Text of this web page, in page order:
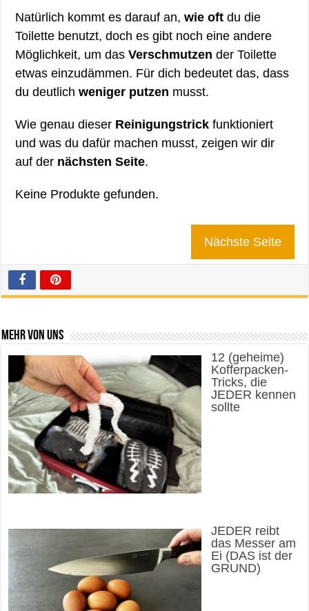
Natürlich kommt es darauf an,wie oft du die
Toilette benutzt, doch es gibt noch eine andere
Möglichkeit, um dasVerschmutzen der Toilette
etwas einzudämmen. Für dich bedeutet das, dass
du deutlichweniger putzen musst.
Wie genau dieser Reinigungstrick funktioniert
und was du dafür machen musst, zeigen wir dir
auf der nächsten Seite.
Keine Produkte gefunden.
Nächste Seite
Mehr von uns
12 (geheime)
Kofferpacken-
Tricks, die
JEDER kennen
sollte
JEDER reibt
das Messer am
Ei (DAS ist der
GRUND)